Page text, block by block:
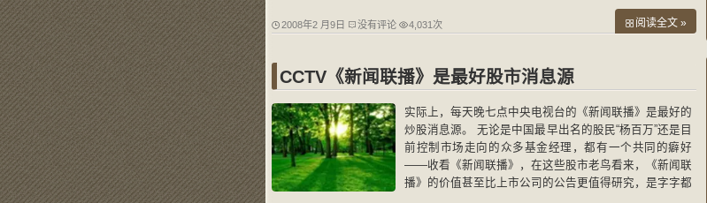
2008年2 月9日 没有评论 4,031次 阅读全文 »
CCTV《新闻联播》是最好股市消息源
实际上，每天晚七点中央电视台的《新闻联播》是最好的
炒股消息源。 无论是中国最早出名的股民“杨百万”还是目
前控制市场走向的众多基金经理，都有一个共同的癖好
——收看《新闻联播》，在这些股市老鸟看来，《新闻联
播》的价值甚至比上市公司的公告更值得研究，是字字都